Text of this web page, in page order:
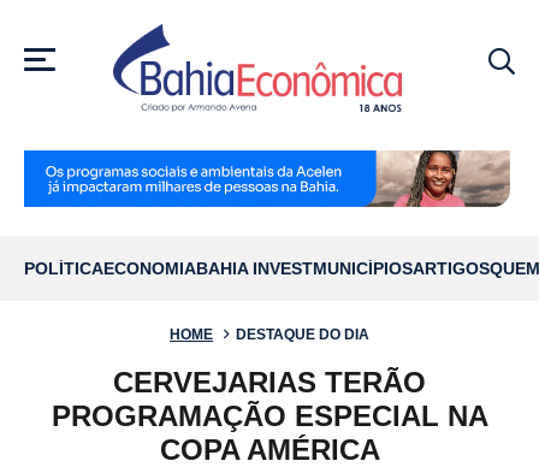
MENU
POLÍTICAECONOMIABAHIA INVESTMUNICÍPIOSARTIGOS
HOME DESTAQUE DO DIA
CERVEJARIAS TERÃO
PROGRAMAÇÃO ESPECIAL NA
COPA AMÉRICA